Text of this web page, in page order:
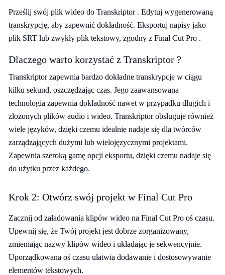
Prześlij swój plik wideo do Transkriptor . Edytuj wygenerowaną
transkrypcję, aby zapewnić dokładność. Eksportuj napisy jako
plik SRT lub zwykły plik tekstowy, zgodny z Final Cut Pro .
Dlaczego warto korzystać z Transkriptor ?
Transkriptor zapewnia bardzo dokładne transkrypcje w ciągu
kilku sekund, oszczędzając czas. Jego zaawansowana
technologia zapewnia dokładność nawet w przypadku długich i
złożonych plików audio i wideo. Transkriptor obsługuje również
wiele języków, dzięki czemu idealnie nadaje się dla twórców
zarządzających dużymi lub wielojęzycznymi projektami.
Zapewnia szeroką gamę opcji eksportu, dzięki czemu nadaje się
do użytku przez każdego.
Krok 2: Otwórz swój projekt w Final Cut Pro
Zacznij od załadowania klipów wideo na Final Cut Pro oś czasu.
Upewnij się, że Twój projekt jest dobrze zorganizowany,
zmieniając nazwy klipów wideo i układając je sekwencyjnie.
Uporządkowana oś czasu ułatwia dodawanie i dostosowywanie
elementów tekstowych.